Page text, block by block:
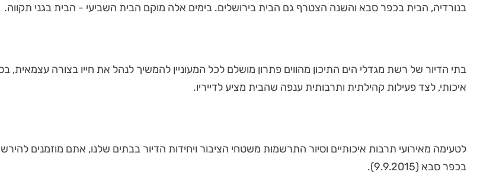
בנורדיה, הבית בכפר סבא והשנה הצטרף גם הבית בירושלים. בימים אלה מוקם הבית השביעי - הבית בגני תקווה.
בתי הדיור של רשת מגדלי הים התיכון מהווים פתרון מושלם לכל המעוניין להמשיך לנהל את חייו בצורה
איכותי, לצד פעילות קהילתית ותרבותית ענפה שהבית מציע לדייריו.
בכפר סבא (9.9.2015).